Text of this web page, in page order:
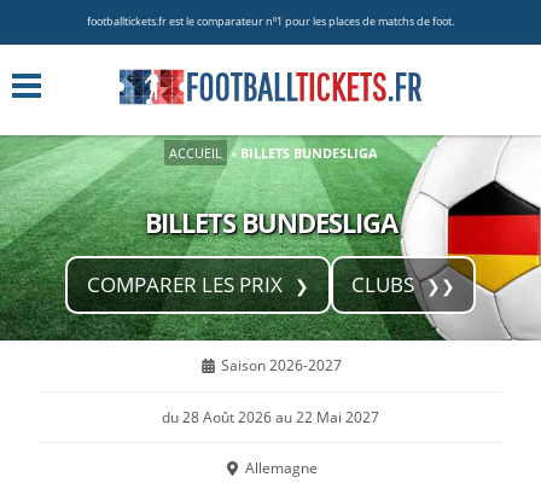
footballtickets.fr est le comparateur nº1 pour les places de matchs de foot.
ACCUEIL » BILLETS BUNDESLIGA
BILLETS BUNDESLIGA
COMPARER LES PRIX CLUBS
Saison 2026-2027
du 28 Août 2026 au 22 Mai 2027
Allemagne